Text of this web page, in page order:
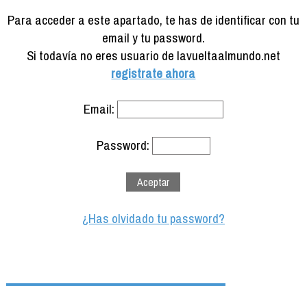
Compañeros de viaje
Info viajeros
Para acceder a este apartado, te has de identificar con tu
email y tu password.
Si todavía no eres usuario de lavueltaalmundo.net
registrate ahora
Email:
Password:
¿Has olvidado tu password?